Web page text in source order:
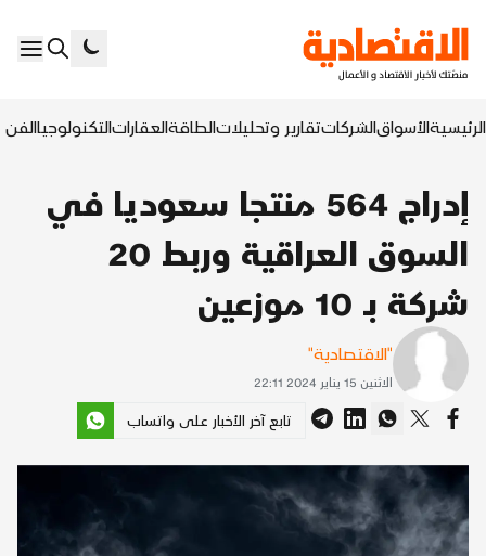
الرئيسيةالأسواقالشركاتتقارير وتحليلاتالطاقةالعقاراتالتكنولوجياالفن
إدراج 564 منتجا سعوديا في
السوق العراقية وربط 20
شركة بـ 10 موزعين
"الاقتصادية"
الاثنين 15 يناير 2024 22:11
تابع آخر الأخبار على واتساب